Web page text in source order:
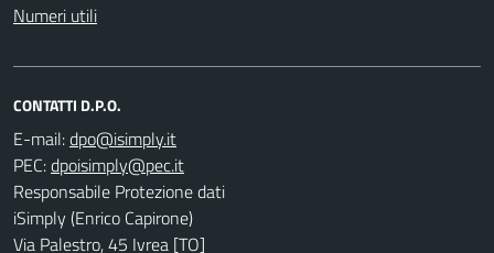
Numeri utili
CONTATTI D.P.O.
E-mail:
PEC:
Responsabile Protezione dati
iSimply (Enrico Capirone)
Via Palestro, 45 Ivrea [TO]